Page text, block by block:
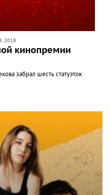
2018
кинопремии
забрал шесть статуэток